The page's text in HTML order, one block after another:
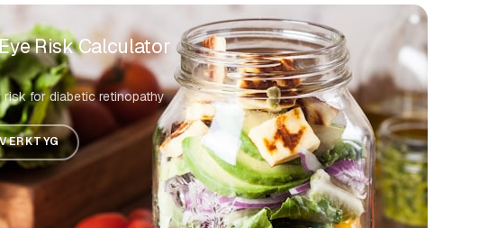
Risk Calculator
risk for diabetic retinopathy